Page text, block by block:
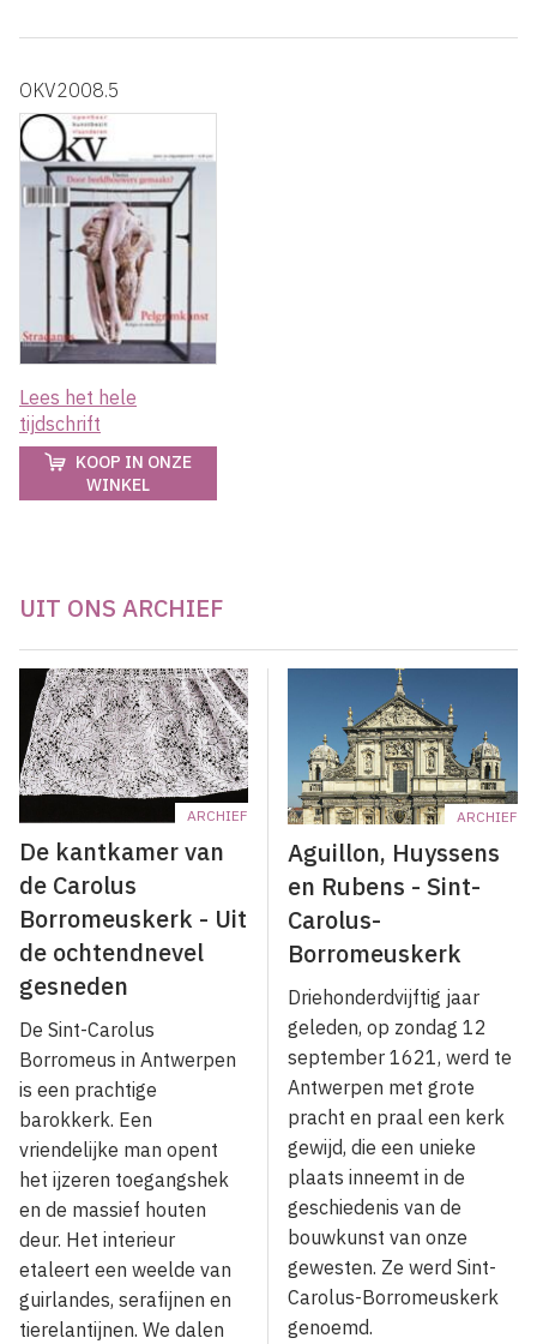
OKV2008.5
Lees het hele
tijdschrift
KOOP IN ONZE
WINKEL
UIT ONS ARCHIEF
ARCHIEF
De kantkamer van
de Carolus
Borromeuskerk - Uit
de ochtendnevel
gesneden
De Sint-Carolus
Borromeus in Antwerpen
is een prachtige
barokkerk. Een
vriendelijke man opent
het ijzeren toegangshek
en de massief houten
deur. Het interieur
etaleert een weelde van
guirlandes, serafijnen en
tierelantijnen. We dalen
ARCHIEF
Aguillon, Huyssens
en Rubens - Sint-
Carolus-
Borromeuskerk
Driehonderdvijftig jaar
geleden, op zondag 12
september 1621, werd te
Antwerpen met grote
pracht en praal een kerk
gewijd, die een unieke
plaats inneemt in de
geschiedenis van de
bouwkunst van onze
gewesten. Ze werd Sint-
Carolus-Borromeuskerk
genoemd.